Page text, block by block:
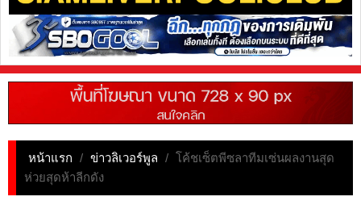
หน้าแรก / ข่าวลิเวอร์พูล / โค้ชเซ็ตพีซลาทีมเซ่นผลงานสุด
ห่วยสุดห้าลีกดัง